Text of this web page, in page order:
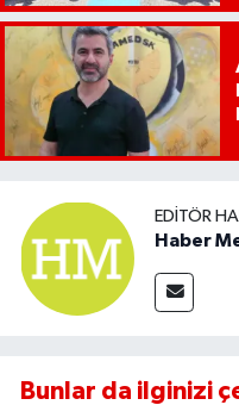
EDITÖR
Haber
Bunlar da ilginizi